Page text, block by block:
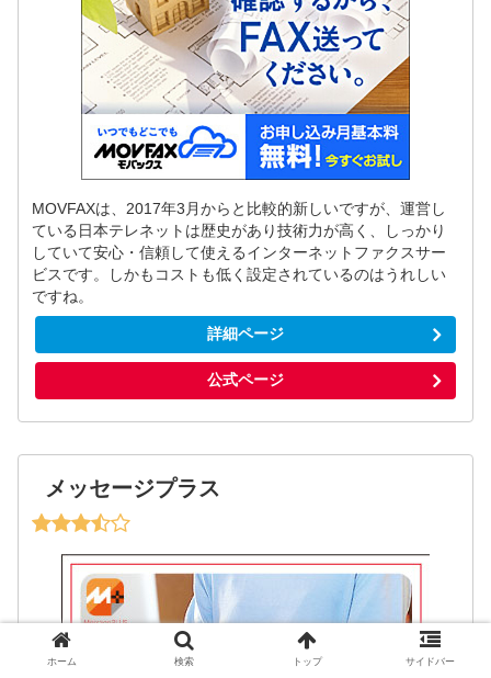
MOVFAXは、2017年3月からと比較的新しいですが、運営し
ている日本テレネットは歴史があり技術力が高く、しっかり
していて安心・信頼して使えるインターネットファクスサー
ビスです。しかもコストも低く設定されているのはうれしい
ですね。
詳細ページ
公式ページ
メッセージプラス
ホーム 検索 トップ サイドバー